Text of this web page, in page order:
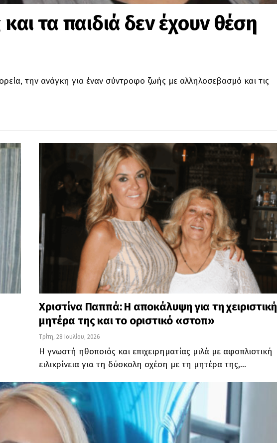
τα παιδιά δεν έχουν θέση
την ανάγκη για έναν σύντροφο ζωής με αλληλοσεβασμό και τις
Χριστίνα Παππά: Η αποκάλυψη για τη χειριστική
μητέρα της και το οριστικό «στοπ»
Τρίτη, 28 Ιουλίου, 2026
Η γνωστή ηθοποιός και επιχειρηματίας μιλά με αφοπλιστική
ειλικρίνεια για τη δύσκολη σχέση με τη μητέρα της,…